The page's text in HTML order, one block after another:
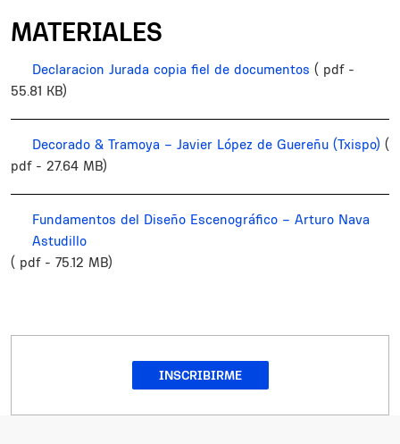
MATERIALES
Declaracion Jurada copia fiel de documentos ( pdf -
55.81 KB)
Decorado & Tramoya – Javier López de Guereñu (Txispo) (
pdf - 27.64 MB)
Fundamentos del Diseño Escenográfico – Arturo Nava
Astudillo
( pdf - 75.12 MB)
INSCRIBIRME